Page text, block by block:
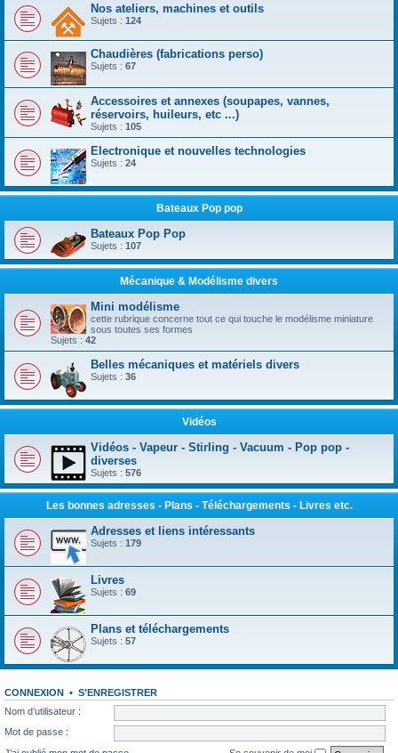
Nos ateliers, machines et outils
Sujets : 124
Chaudières (fabrications perso)
Sujets : 67
Accessoires et annexes (soupapes, vannes,
réservoirs, huileurs, etc ...)
Sujets : 105
Electronique et nouvelles technologies
Sujets : 24
Bateaux Pop pop
Bateaux Pop Pop
Sujets : 107
Mécanique & Modélisme divers
Mini modélisme
cette rubrique concerne tout ce qui touche le modélisme miniature
sous toutes ses formes
Sujets : 42
Belles mécaniques et matériels divers
Sujets : 36
Vidéos
Vidéos - Vapeur - Stirling - Vacuum - Pop pop -
diverses
Sujets : 576
Les bonnes adresses - Plans - Téléchargements - Livres etc.
Adresses et liens intéressants
Sujets : 179
Livres
Sujets : 69
Plans et téléchargements
Sujets : 57
CONNEXION • S’ENREGISTRER
Nom d’utilisateur :
Mot de passe :